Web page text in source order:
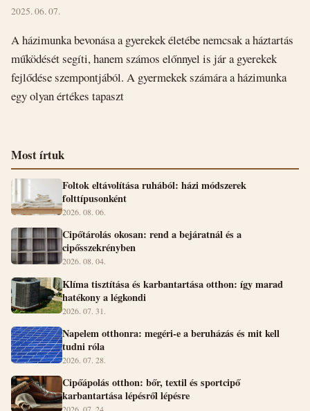
2025. 06. 07.
A házimunka bevonása a gyerekek életébe nemcsak a háztartás
működését segíti, hanem számos előnnyel is jár a gyerekek
fejlődése szempontjából. A gyermekek számára a házimunka
egy olyan értékes tapaszt
Most írtuk
Foltok eltávolítása ruhából: házi módszerek
folttípusonként
2026. 08. 06.
Cipőtárolás okosan: rend a bejáratnál és a
cipősszekrényben
2026. 08. 04.
Klíma tisztítása és karbantartása otthon: így marad
hatékony a légkondi
2026. 07. 31.
Napelem otthonra: megéri-e a beruházás és mit kell
tudni róla
2026. 07. 28.
Cipőápolás otthon: bőr, textil és sportcipő
karbantartása lépésről lépésre